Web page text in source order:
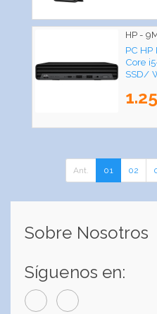
HP -
PC
Core
SSD/
Ant. 01 02
Sobre Nosotros
Síguenos en: